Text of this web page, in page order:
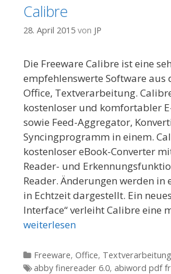
Calibre
28. April 2015 von JP
Die Freeware Calibre ist eine
empfehlenswerte Software aus
Office, Textverarbeitung.
kostenloser und komfortabler
sowie Feed-Aggregator,
Syncingprogramm in einem.
kostenloser eBook-Converter
Reader- und
Reader. Änderungen werden in
in Echtzeit dargestellt. Ein
Interface“ verleiht Calibre eine
weiterlesen
Kategorien
Freeware, Office, Textverarbeitung
Tags
abby finereader 6.0, abiword pdf